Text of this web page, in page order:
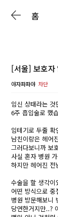
홈
[서울] 보호자
야자파파야 차단
임신 상태라는
6주 흡입술로 했
임테기로 두줄
남친이랑은 헤어
그러다보니까 보
사실 혼자 병원
하지만 헤어진 전
수술을 할 생각
어떤 방식으로
병원 방문해보니
당연한거지만..?